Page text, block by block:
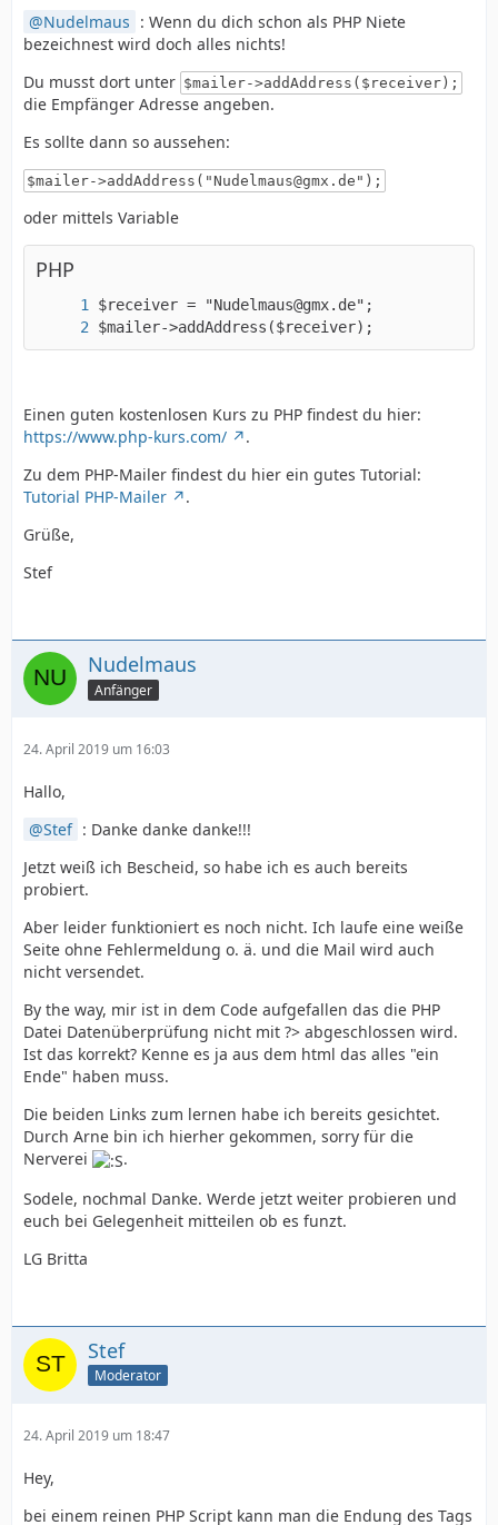
Nudelmaus : Wenn du dich schon als PHP Niete
bezeichnest wird doch alles nichts!
Du musst dort unter $mailer->addAddress($receiver);
die Empfänger Adresse angeben.
Es sollte dann so aussehen:
$mailer->addAddress("Nudelmaus@gmx.de");
oder mittels Variable
PHP
$mailer->addAddress($receiver);
Einen guten kostenlosen Kurs zu PHP findest du hier:
https://www.php-kurs.com/
.
Zu dem PHP-Mailer findest du hier ein gutes Tutorial:
Tutorial PHP-Mailer
.
Grüße,
Stef
Nudelmaus
Anfänger
24. April 2019 um 16:03
Hallo,
Stef : Danke danke danke!!!
Jetzt weiß ich Bescheid, so habe ich es auch bereits
probiert.
Aber leider funktioniert es noch nicht. Ich laufe eine weiße
Seite ohne Fehlermeldung o. ä. und die Mail wird auch
nicht versendet.
By the way, mir ist in dem Code aufgefallen das die PHP
Datei Datenüberprüfung nicht mit ?> abgeschlossen wird.
Ist das korrekt? Kenne es ja aus dem html das alles "ein
Ende" haben muss.
Die beiden Links zum lernen habe ich bereits gesichtet.
Durch Arne bin ich hierher gekommen, sorry für die
Nerverei
.
Sodele, nochmal Danke. Werde jetzt weiter probieren und
euch bei Gelegenheit mitteilen ob es funzt.
LG Britta
Stef
Moderator
24. April 2019 um 18:47
Hey,
bei einem reinen PHP Script kann man die Endung des Tags